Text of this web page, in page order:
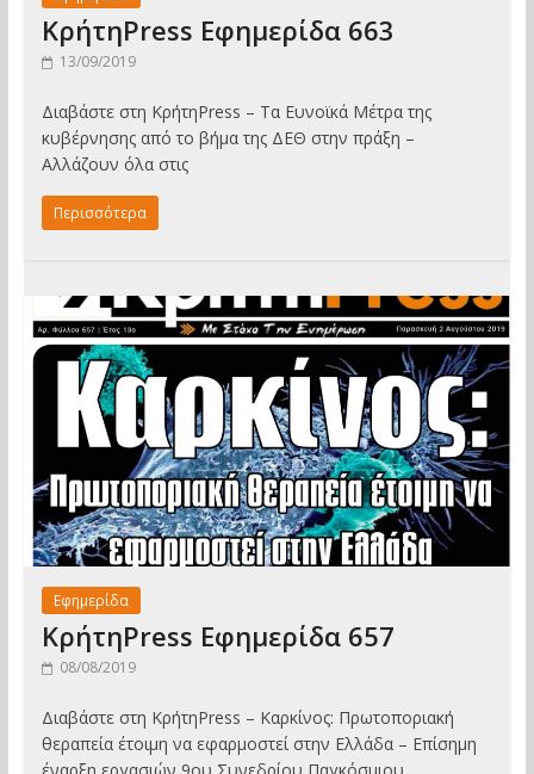
ΚρήτηPress Εφημερίδα 663
13/09/2019
Διαβάστε στη ΚρήτηPress – Τα Ευνοϊκά Μέτρα της
κυβέρνησης από το βήμα της ΔΕΘ στην πράξη –
Αλλάζουν όλα στις
Περισσότερα
Εφημερίδα
ΚρήτηPress Εφημερίδα 657
08/08/2019
Διαβάστε στη ΚρήτηPress – Καρκίνος: Πρωτοποριακή
θεραπεία έτοιμη να εφαρμοστεί στην Ελλάδα – Επίσημη